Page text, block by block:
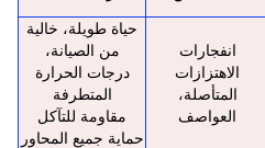
انفجارات
الاهتزازات
المتأصلة،
العواصف
حياة طويلة، خالية
من الصيانة،
درجات الحرارة
المتطرفة
مقاومة للتآكل
حماية جميع المحاور